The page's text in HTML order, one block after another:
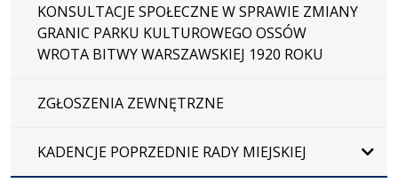
KONSULTACJE SPOŁECZNE W SPRAWIE ZMIANY
GRANIC PARKU KULTUROWEGO OSSÓW
WROTA BITWY WARSZAWSKIEJ 1920 ROKU
ZGŁOSZENIA ZEWNĘTRZNE
KADENCJE POPRZEDNIE RADY MIEJSKIEJ